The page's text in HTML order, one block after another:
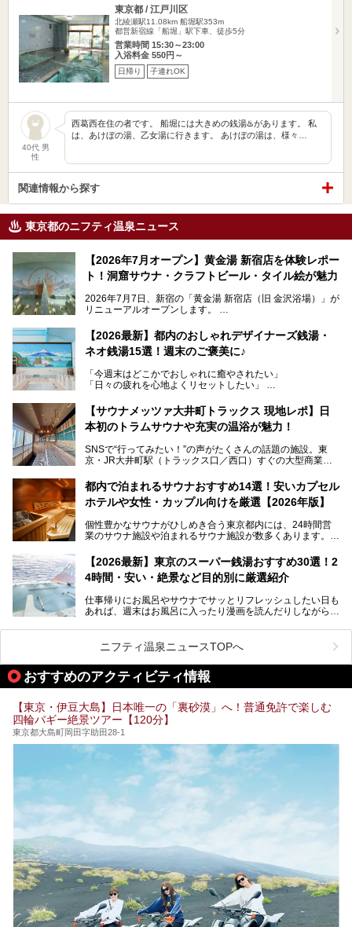
東京都 / 江戸川区
北綾瀬駅11.08km 船堀駅353m
都営新宿線「船堀」駅下車、徒歩5分
営業時間 15:30～23:00
入浴料金 550円～
日帰り 子連れOK
40代 男
性
西葛西在住の者です。 船堀には大きめの銭湯♨️があります。 私
は、あけぼの湯、乙女湯に行きます。 あけぼの湯は、様々…
関連情報から探す
東京都のニフティ温泉ニュース
【2026年7月オープン】黄金湯 新宿店を体験レポー
ト！洞窟サウナ・クラフトビール・タイル絵が魅力
2026年7月7日、新宿の「黄金湯 新宿店（旧 金沢浴場）」が
リニューアルオープンします。
レトロでノスタルジックなタイル絵はそのまま、昔からここ
を知る地元の人にも、新しく足を運んでくれる人にも愛され
る、今の時代の"銭湯"として生まれ変わりました。洞窟のよ
ビアバーなど、新しく登場したスポットも併せて紹介しま
す。充実した設備があるのに、基本の入浴料が銭湯価格の5
【2026最新】都内のおしゃれデザイナーズ銭湯・
ネオ銭湯15選！週末のご褒美に♪
「今週末はどこかでおしゃれに癒やされたい」
「日々の疲れを心地よくリセットしたい」
となっている新しいスタイルの銭湯です。
最近、SNSやメディアで「デザイナーズ銭湯」や「ネオ銭
本記事では、そもそもこれらがどんな銭湯なのか、その気に
いおしゃれな名店15選を、おすすめの順番で一挙にご紹介
します。
【サウナメッツァ大井町トラックス 現地レポ】日
本初のトラムサウナや充実の温浴が魅力！
SNSで“行ってみたい！”の声がたくさんの話題の施設。東
京・JR大井町駅（トラックス口／西口）すぐの大型商業施
ツァ大井町トラックス」がニューオープン。施設の様子をレ
ポ―トします。
都内で泊まれるサウナおすすめ14選！安いカプセル
ホテルや女性・カップル向けを厳選【2026年版】
個性豊かなサウナがひしめき合う東京都内には、24時間営
業のサウナ施設や泊まれるサウナ施設が数多くあります。
を旅の目的とする「サ旅」や自分へのご褒美のための宿泊な
ど、自分の好きなタイミングで好きなだけサ活ができるのが
魅力です。
最近では、男性専用施設だけでなく、カップルや女性に嬉し
い個室サウナも増えてきました。
ら、特におすすめしたい施設14選をご紹介します。
してみてください。
【2026最新】東京のスーパー銭湯おすすめ30選！2
4時間・安い・絶景など目的別に厳選紹介
仕事帰りにお風呂やサウナでサッとリフレッシュしたい日も
あれば、週末はお風呂に入ったり漫画を読んだりしながら一
また、終電を逃してしまい、「このまま朝までゆっくりでき
る場所があれば」と探した経験がある人も多いのではないで
しょうか。
そこで本記事では、東京でおすすめのスーパー銭湯を、目的
24時間営業で宿泊できる施設や、1,000円以下で楽しめる安
い施設、デートや休日レジャーにもぴったりなエンタメ要素
が充実した施設など、利用のシーンに合わせて参考にしてく
ださい。
ニフティ温泉ニュースTOPへ
おすすめのアクティビティ情報
【東京・伊豆大島】日本唯一の「裏砂漠」へ！普通免許で楽しむ
四輪バギー絶景ツアー【120分】
東京都大島町岡田字助田28-1